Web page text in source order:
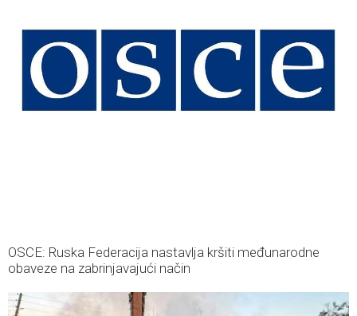
OSCE: Ruska Federacija nastavlja kršiti međunarodne
obaveze na zabrinjavajući način